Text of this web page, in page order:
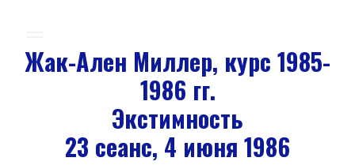
Жак-Ален Миллер, курс 1985-
1986 гг.
Экстимность
23 сеанс, 4 июня 1986